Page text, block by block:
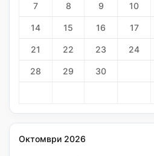
7 8 9 10
14 15 16 17
21 22 23 24
28 29 30
Октомври 2026